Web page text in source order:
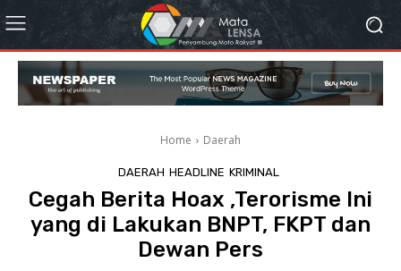
Home Daerah
DAERAH HEADLINE KRIMINAL
Cegah Berita Hoax ,Terorisme Ini
yang di Lakukan BNPT, FKPT dan
Dewan Pers